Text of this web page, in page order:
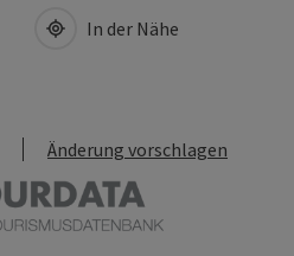
In der Nähe
Änderung vorschlagen